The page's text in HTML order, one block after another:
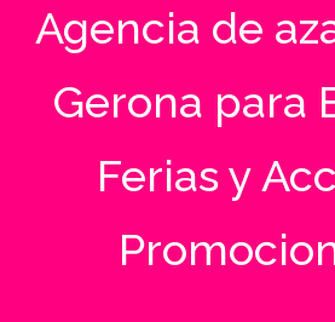
Agencia de
Gerona para
Ferias y